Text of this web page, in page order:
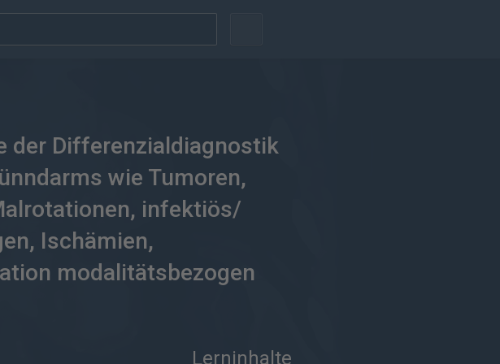
der Differenzialdiagnostik
wie Tumoren,
infektiös/
Ischämien,
modalitätsbezogen
Lerninhalte